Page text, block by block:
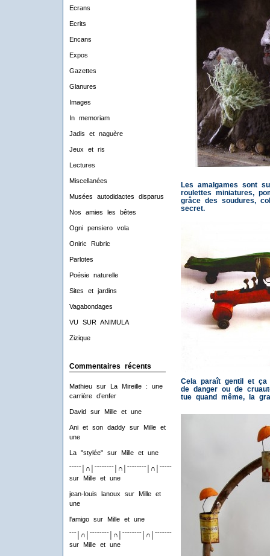
Ecrans
Ecrits
Encans
Expos
Gazettes
Glanures
Images
In memoriam
Jadis et naguère
Jeux et ris
Lectures
Miscellanées
Musées autodidactes disparus
Nos amies les bêtes
Ogni pensiero vola
Oniric Rubric
Parlotes
Poésie naturelle
Sites et jardins
Vagabondages
VU SUR ANIMULA
Zizique
Commentaires récents
Mathieusur
La Mireille : une
carrière d’enfer
David sur Mille et une
Ani et son daddysur
Mille et
une
La "stylée"sur Mille et une
ˉˉˉˉˉ│∩│ˉˉˉˉˉˉˉˉ│∩│ˉˉˉˉˉˉˉˉ│∩│ˉˉˉˉˉˉˉˉ│∩│ˉˉˉˉ
sur
Mille et une
jean-louis lanoux sur
Mille et
une
l'amigosur Mille et une
ˉˉˉ│∩│ˉˉˉˉˉˉˉˉ│∩│ˉˉˉˉˉˉˉˉ│∩│ˉˉˉˉˉˉˉˉ│∩│ˉˉˉ
sur
Mille et une
Les amalgames sont
roulettes miniatures,
grâce des soudures,
secret.
Cela paraît gentil et ça
de danger ou de
tue quand même, la